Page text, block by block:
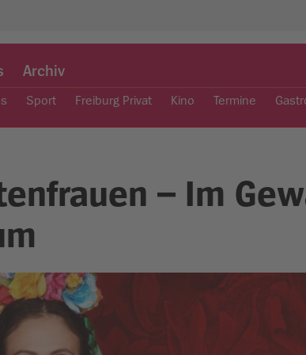
Archiv
Sport Freiburg Privat Kino Termine
– Im